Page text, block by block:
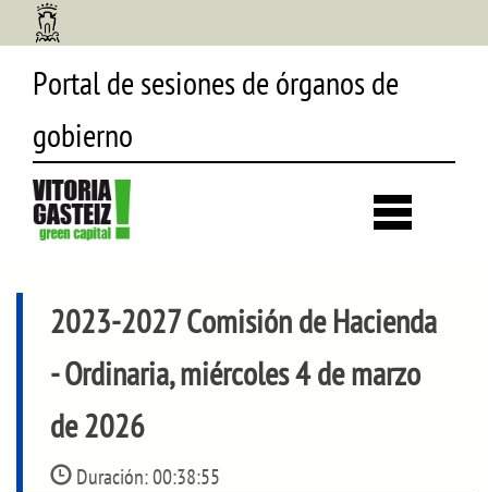
Portal de sesiones de órganos de
gobierno
2023-2027 Comisión de Hacienda
- Ordinaria, miércoles 4 de marzo
de 2026
Duración:00:38:55